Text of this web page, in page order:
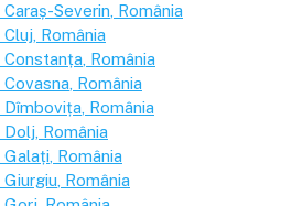
Caraș-Severin , România
Cluj , România
Constanța , România
Covasna , România
Dîmbovița , România
Dolj , România
Galați , România
Giurgiu , România